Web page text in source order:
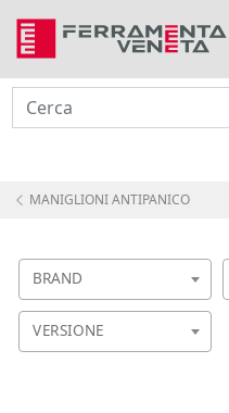
Cerca
MANIGLIONI ANTIPANICO
BRAND
VERSIONE